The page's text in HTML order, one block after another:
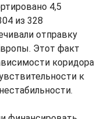
4,5
из 328
отправку
Этот факт
коридора
к